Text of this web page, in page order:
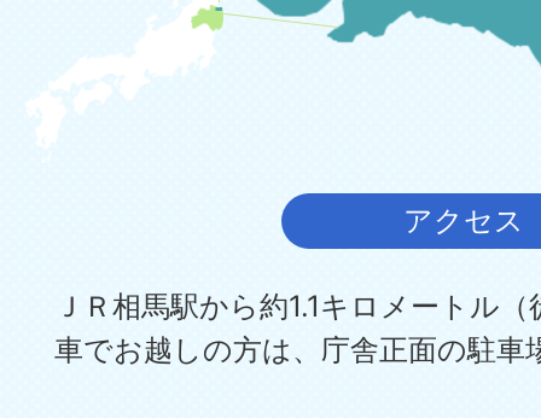
アクセス
ＪＲ相馬駅から約1.1キロメートル
車でお越しの方は、庁舎正面の駐車